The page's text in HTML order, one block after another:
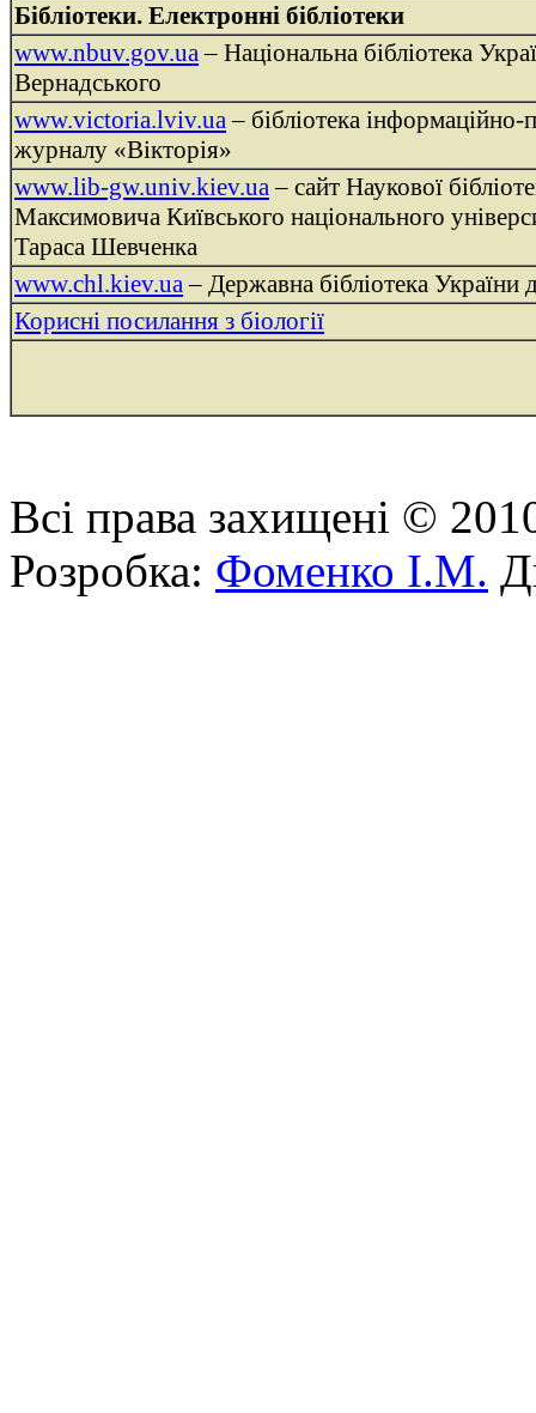
Бібліотеки. Електронні бібліотеки
www.nbuv.gov.ua– Національна бібліотека
Вернадського
www.victoria.lviv.ua– бібліотека інформаційно-
журналу «Вікторія»
www.lib-gw.univ.kiev.ua– сайт Наукової
Максимовича Київського національного
Тараса Шевченка
www.chl.kiev.ua– Державна бібліотека України
Корисні посилання з біології
Всі права захищені ©
Розробка: Фоменко І.М.